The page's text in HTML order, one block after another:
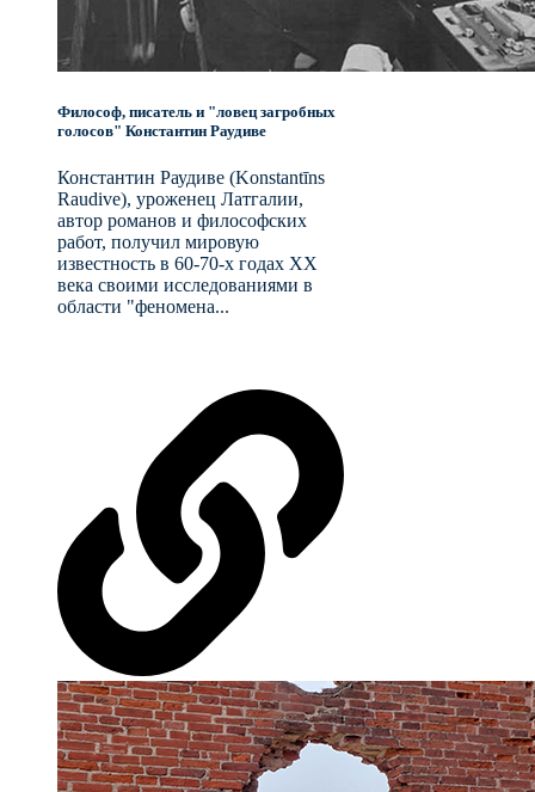
Философ, писатель и "ловец загробных
голосов" Константин Раудиве
Константин Раудиве (Konstantīns
Raudive), уроженец Латгалии,
автор романов и философских
работ, получил мировую
известность в 60-70-х годах XX
века своими исследованиями в
области "феномена...